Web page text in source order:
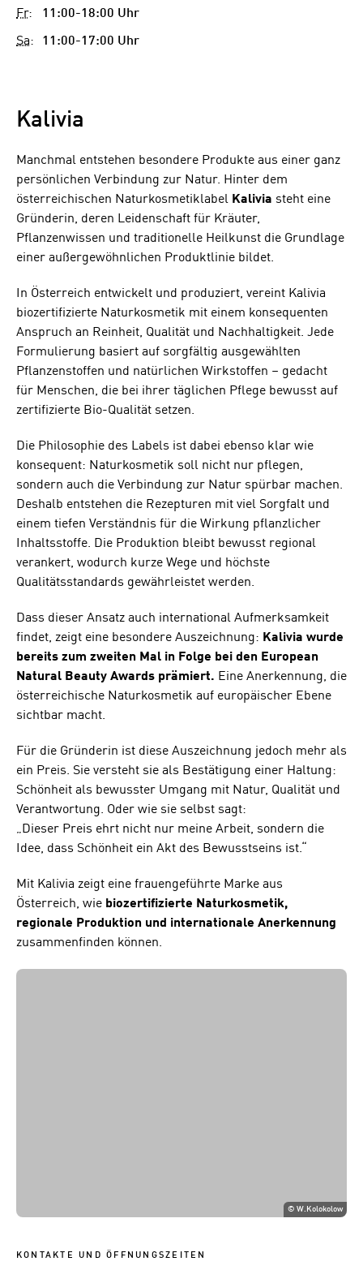
Fr: 11:00-18:00 Uhr
Sa: 11:00-17:00 Uhr
Kalivia
Manchmal entstehen besondere Produkte aus einer ganz
persönlichen Verbindung zur Natur. Hinter dem
österreichischen Naturkosmetiklabel Kalivia steht eine
Gründerin, deren Leidenschaft für Kräuter,
Pflanzenwissen und traditionelle Heilkunst die Grundlage
einer außergewöhnlichen Produktlinie bildet.
In Österreich entwickelt und produziert, vereint Kalivia
biozertifizierte Naturkosmetik mit einem konsequenten
Anspruch an Reinheit, Qualität und Nachhaltigkeit. Jede
Formulierung basiert auf sorgfältig ausgewählten
Pflanzenstoffen und natürlichen Wirkstoffen – gedacht
für Menschen, die bei ihrer täglichen Pflege bewusst auf
zertifizierte Bio-Qualität setzen.
Die Philosophie des Labels ist dabei ebenso klar wie
konsequent: Naturkosmetik soll nicht nur pflegen,
sondern auch die Verbindung zur Natur spürbar machen.
Deshalb entstehen die Rezepturen mit viel Sorgfalt und
einem tiefen Verständnis für die Wirkung pflanzlicher
Inhaltsstoffe. Die Produktion bleibt bewusst regional
verankert, wodurch kurze Wege und höchste
Qualitätsstandards gewährleistet werden.
Dass dieser Ansatz auch international Aufmerksamkeit
findet, zeigt eine besondere Auszeichnung: Kalivia wurde
bereits zum zweiten Mal in Folge bei den European
Natural Beauty Awards prämiert. Eine Anerkennung, die
österreichische Naturkosmetik auf europäischer Ebene
sichtbar macht.
Für die Gründerin ist diese Auszeichnung jedoch mehr als
ein Preis. Sie versteht sie als Bestätigung einer Haltung:
Schönheit als bewusster Umgang mit Natur, Qualität und
Verantwortung. Oder wie sie selbst sagt:
„Dieser Preis ehrt nicht nur meine Arbeit, sondern die
Idee, dass Schönheit ein Akt des Bewusstseins ist.“
Mit Kalivia zeigt eine frauengeführte Marke aus
Österreich, wie biozertifizierte Naturkosmetik,
regionale Produktion und internationale Anerkennung
zusammenfinden können.
©W.Kolokolow
KONTAKTE UND ÖFFNUNGSZEITEN